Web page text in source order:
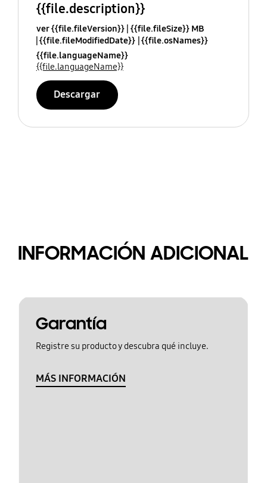
{{file.description}}
ver {{file.fileVersion}} {{file.fileSize}} MB
{{file.fileModifiedDate}} {{file.osNames}}
{{file.languageName}}
{{file.languageName}}
Descargar
INFORMACIÓN ADICIONAL
Garantía
Registre su producto y descubra qué incluye.
MÁS INFORMACIÓN